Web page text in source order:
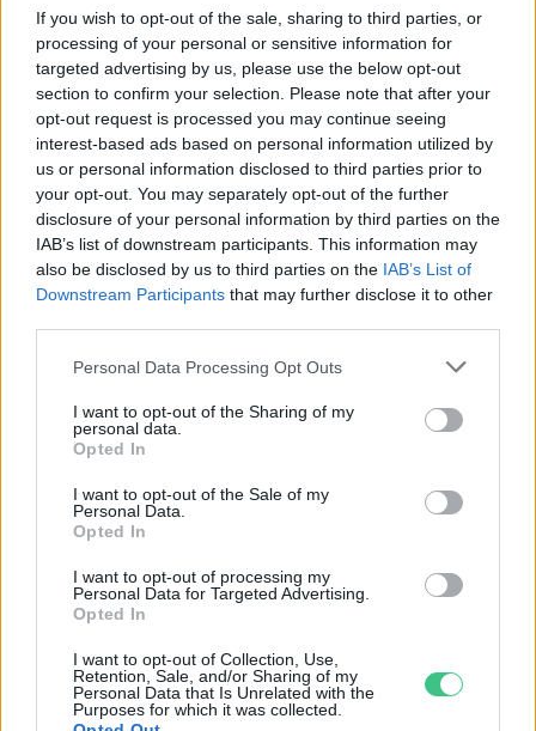
If you wish to opt-out of the sale, sharing to third parties, or
processing of your personal or sensitive information for
targeted advertising by us, please use the below opt-out
section to confirm your selection. Please note that after your
opt-out request is processed you may continue seeing
interest-based ads based on personal information utilized by
us or personal information disclosed to third parties prior to
your opt-out. You may separately opt-out of the further
disclosure of your personal information by third parties on the
IAB’s list of downstream participants. This information may
also be disclosed by us to third parties on the IAB’s List of
Downstream Participants that may further disclose it to other
Personal Data Processing Opt Outs
I want to opt-out of the Sharing of my
personal data.
Opted In
I want to opt-out of the Sale of my
Personal Data.
Opted In
I want to opt-out of processing my
Personal Data for Targeted Advertising.
Opted In
I want to opt-out of Collection, Use,
Retention, Sale, and/or Sharing of my
Personal Data that Is Unrelated with the
Purposes for which it was collected.
Ezt a növényt már az őskorban is ismerték, a népi gyógyászatban
pedig ma is számos betegség ellen használják.
Születésnapi programokkal várja a
hétvégén a közönséget a 160 éves
Fővárosi Állatkert
ÉLŐ BOLYGÓNK
a legjobb lelőhelyek!
SZEMLE